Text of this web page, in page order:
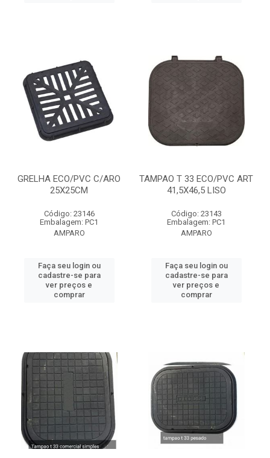
GRELHA ECO/PVC C/ARO
25X25CM
Código: 23146
Embalagem: PC1
AMPARO
Faça seu login ou
cadastre-se para
ver preços e
comprar
TAMPAO T 33 ECO/PVC ART
41,5X46,5 LISO
Código: 23143
Embalagem: PC1
AMPARO
Faça seu login ou
cadastre-se para
ver preços e
comprar